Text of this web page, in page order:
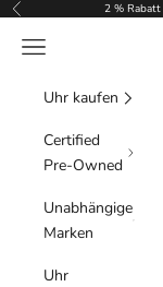
Zum Inhalt springen
Zurück 2 %
Menü
Uhr kaufen
Certified
Pre-Owned
Unabhängige
Marken
Uhr